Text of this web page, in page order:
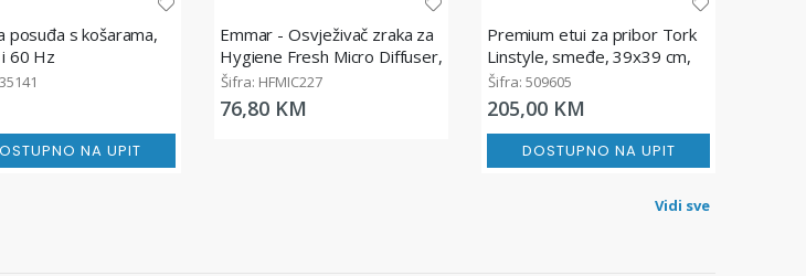
posuđa s košarama,
60 Hz
NA UPIT
Emmar - Osvježivač zraka za
Hygiene Fresh Micro Diffuser,
200 ml
Šifra: HFMIC227
76,80 KM
Premium etui za pribor Tork
Linstyle, smeđe, 39x39 cm,
50/1
Šifra: 509605
205,00 KM
DOSTUPNO NA UPIT
Vidi sve